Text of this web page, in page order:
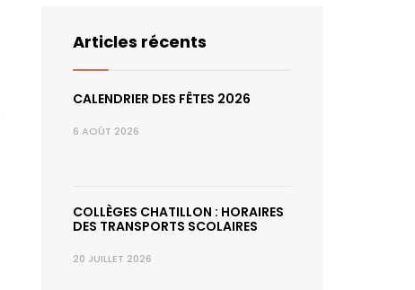
Articles récents
CALENDRIER DES FÊTES 2026
6 AOÛT 2026
COLLÈGES CHATILLON : HORAIRES
DES TRANSPORTS SCOLAIRES
20 JUILLET 2026